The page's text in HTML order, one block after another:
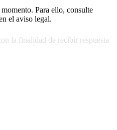
Para ello, consulte
el aviso legal.
la finalidad de recibir respuesta